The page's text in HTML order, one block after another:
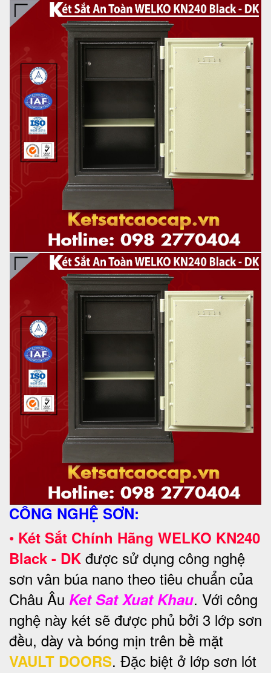
CÔNG NGHỆ SƠN:
• Két Sắt Chính Hãng WELKO KN240
Black - DK được sử dụng công nghệ
sơn vân búa nano theo tiêu chuẩn của
Châu Âu Ket Sat Xuat Khau. Với công
nghệ này két sẽ được phủ bởi 3 lớp sơn
đều, dày và bóng mịn trên bề mặt
VAULT DOORS. Đặc biệt ở lớp sơn lót